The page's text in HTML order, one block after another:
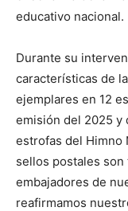
educativo nacional.
Durante su
características de
ejemplares en 12
emisión del 2025 y
estrofas del Himno
sellos postales
embajadores de
reafirmamos